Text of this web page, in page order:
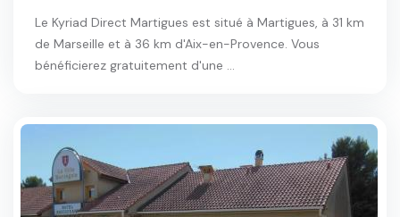
Le Kyriad Direct Martigues est situé à Martigues, à 31 km
de Marseille et à 36 km d'Aix-en-Provence. Vous
bénéficierez gratuitement d'une ...